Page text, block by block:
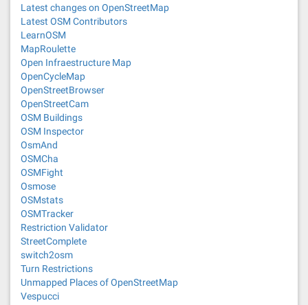
Latest changes on OpenStreetMap
Latest OSM Contributors
LearnOSM
MapRoulette
Open Infraestructure Map
OpenCycleMap
OpenStreetBrowser
OpenStreetCam
OSM Buildings
OSM Inspector
OsmAnd
OSMCha
OSMFight
Osmose
OSMstats
OSMTracker
Restriction Validator
StreetComplete
switch2osm
Turn Restrictions
Unmapped Places of OpenStreetMap
Vespucci